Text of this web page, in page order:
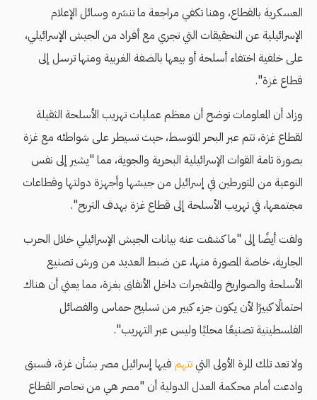
العسكرية بالقطاع، وهنا تكفي مراجعة ما تنشره وسائل الإعلام
الإسرائيلية عن التحقيقات التي تجري مع أفراد من الجيش الإسرائيلي،
على خلفية اختفاء أسلحة أو بيعها بالضفة الغربية ومنها ترسل إلى
قطاع غزة".
وزاد أن المعلومات توضح أن معظم عمليات تهريب الأسلحة الثقيلة
لقطاع غزة، تتم عبر البحر المتوسط، حيث تسيطر على شواطئه مع غزة
بصورة تامة القوات الإسرائيلية البحرية والجوية، مما "يشير إلى نفس
النوعية من المتورطين في إسرائيل من جيشها وأجهزة دولتها وقطاعات
مجتمعها، في تهريب الأسلحة إلى قطاع غزة بهدف التربح".
ولفت أيضًا إلى "ما كشفت عنه بيانات الجيش الإسرائيلي خلال الحرب
الجارية، خاصة المصورة منها، عن ضبط العديد من ورش تصنيع
الأسلحة والصواريخ والمتفجرات داخل الأنفاق بغزة، مما يعني أن هناك
احتمالًا كبيرًا لأن يكون جزء كبير من تسليح حماس والفصائل
الفلسطينية تصنيعًا محليًا وليس عبر التهريب".
ولا تعد تلك المرة الأولى التي تتهم فيها إسرائيل مصر بشأن غزة، فسبق
وادعت أمام محكمة العدل الدولية أن "مصر هي من تحاصر القطاع